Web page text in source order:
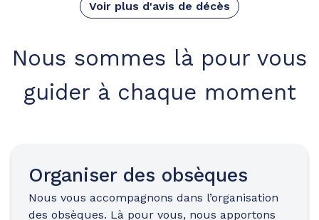
Voir plus d'avis de décès
Nous sommes là pour vous
guider à chaque moment
Organiser des obsèques
Nous vous accompagnons dans l’organisation
des obsèques. Là pour vous, nous apportons